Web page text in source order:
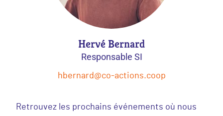
Hervé Bernard
Responsable SI
hbernard@co-actions.coop
Retrouvez les prochains événements où nous